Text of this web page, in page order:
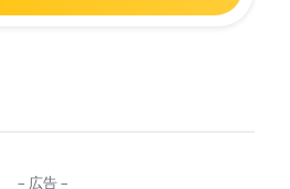
– 広告 –